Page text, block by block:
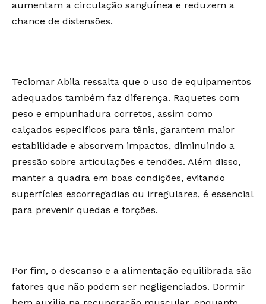
aumentam a circulação sanguínea e reduzem a
chance de distensões.
Teciomar Abila ressalta que o uso de equipamentos
adequados também faz diferença. Raquetes com
peso e empunhadura corretos, assim como
calçados específicos para tênis, garantem maior
estabilidade e absorvem impactos, diminuindo a
pressão sobre articulações e tendões. Além disso,
manter a quadra em boas condições, evitando
superfícies escorregadias ou irregulares, é essencial
para prevenir quedas e torções.
Por fim, o descanso e a alimentação equilibrada são
fatores que não podem ser negligenciados. Dormir